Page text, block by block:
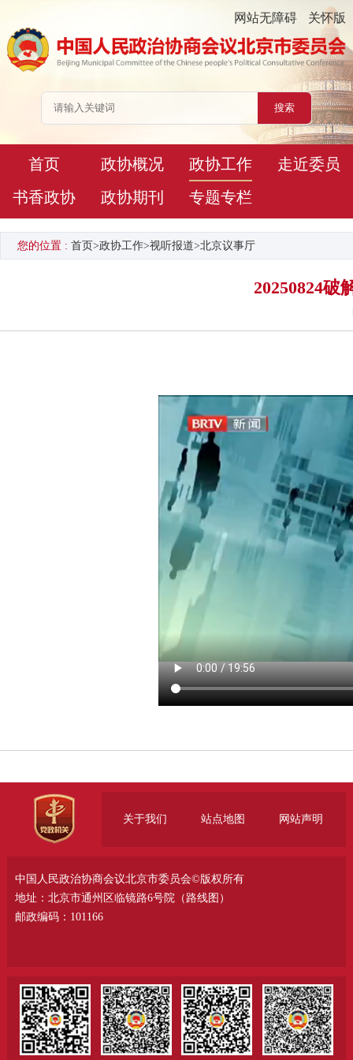
网站无障碍 关怀版
首页 政协概况 政协工作
走近委员
书香政协
政协期刊 专题专栏
您的位置 : 首页>政协工作>视听报道>北京议事厅
20250824破
关于我们 站点地图 网站声明
中国人民政治协商会议北京市委员会©版权所有
地址：北京市通州区临镜路6号院（ 路线图 ）
邮政编码：101166